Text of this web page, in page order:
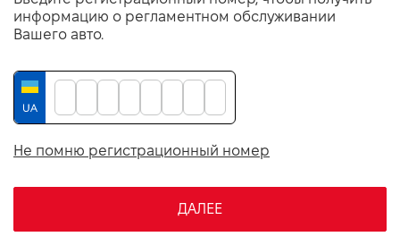
информацию о регламентном обслуживании
Вашего авто.
Не помню регистрационный номер
ДАЛЕЕ
Новости
Вакансии
Контакты